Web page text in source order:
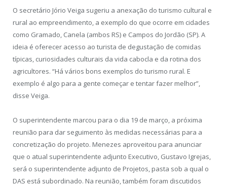
O secretário Jório Veiga sugeriu a anexação do turismo cultural e
rural ao empreendimento, a exemplo do que ocorre em cidades
como Gramado, Canela (ambos RS) e Campos do Jordão (SP). A
ideia é oferecer acesso ao turista de degustação de comidas
típicas, curiosidades culturais da vida cabocla e da rotina dos
agricultores. “Há vários bons exemplos do turismo rural. E
exemplo é algo para a gente começar e tentar fazer melhor”,
disse Veiga.
O superintendente marcou para o dia 19 de março, a próxima
reunião para dar seguimento às medidas necessárias para a
concretização do projeto. Menezes aproveitou para anunciar
que o atual superintendente adjunto Executivo, Gustavo Igrejas,
será o superintendente adjunto de Projetos, pasta sob a qual o
DAS está subordinado. Na reunião, também foram discutidos